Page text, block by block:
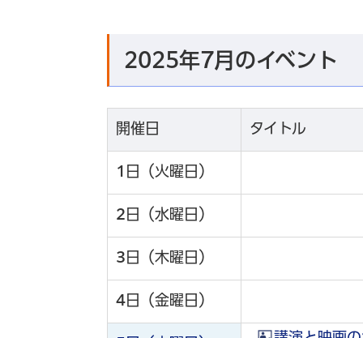
2025年7月のイベント
開催日 タイトル
1 日（火曜日）
2 日（水曜日）
3 日（木曜日）
4日（金曜日）